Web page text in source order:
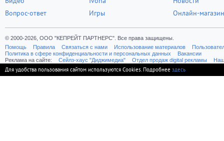
Вопрос-ответ
Игры
Онлайн-магазин
© 2000-2026, ООО "КЕПРЕЙТ ПАРТНЕРС". Все права защищены.
Помощь
Правила Связаться с нами Использование материалов
Политика в сфере конфиденциальности и персональных данных
Вакансии
Реклама на сайте:
Cейлз-хаус "Диджимедиа" Отдел продаж digital рекламы
Для удобства пользования сайтом используются Cookies. Подробнее здесь